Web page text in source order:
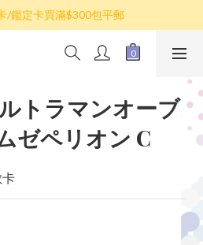
部產品買滿$800包順豐(香港境內)
/鑑定卡買滿$300包平郵
亞/韓國可選擇以順豐到付發貨
トラマンオーブ
ゼペリオン C
卡